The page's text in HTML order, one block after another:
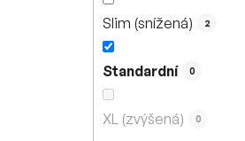
Slim (snížená) 2
Standardní 0
XL (zvýšená) 0